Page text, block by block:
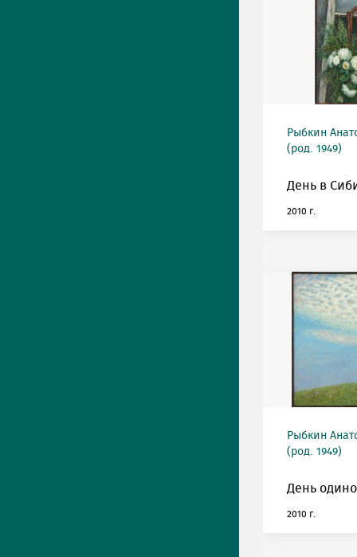
Рыбкин
(род. 1949)
День в
2010 г.
Рыбкин
(род. 1949)
День
2010 г.